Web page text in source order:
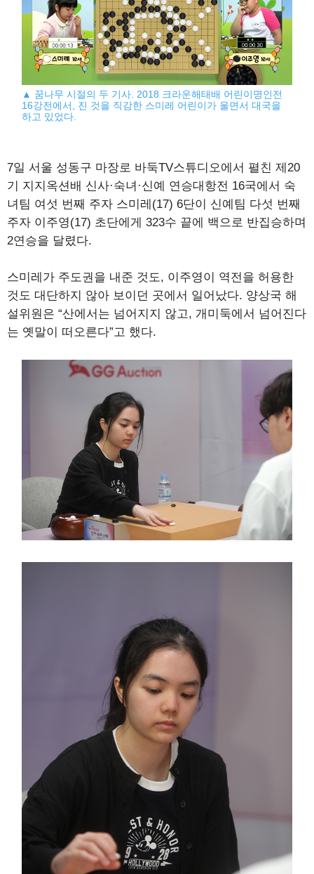
▲ 꿈나무 시절의 두 기사. 2018 크라운해태배 어린이명인전
16강전에서, 진 것을 직감한 스미레 어린이가 울면서 대국을
하고 있었다.
7일 서울 성동구 마장로 바둑TV스튜디오에서 펼친 제20
기 지지옥션배 신사·숙녀·신예 연승대항전 16국에서 숙
녀팀 여섯 번째 주자 스미레(17) 6단이 신예팀 다섯 번째
주자 이주영(17) 초단에게 323수 끝에 백으로 반집승하며
2연승을 달렸다.
스미레가 주도권을 내준 것도, 이주영이 역전을 허용한
것도 대단하지 않아 보이던 곳에서 일어났다. 양상국 해
설위원은 “산에서는 넘어지지 않고, 개미둑에서 넘어진다
는 옛말이 떠오른다”고 했다.